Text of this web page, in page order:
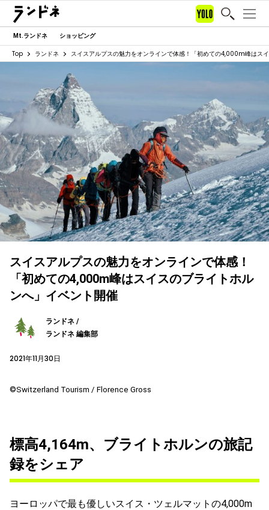
Mt.ランドネ ショッピング
Top ランドネ スイスアルプスの魅力をオンラインで体感！「初めての4,000m峰はス
スイスアルプスの魅力をオンラインで体感！
「初めての4,000m峰はスイスのブライトホル
ンへ」イベント開催
ランドネ /
ランドネ 編集部
2021年11月30日
©Switzerland Tourism / Florence Gross
標高4,164m、ブライトホルンの旅記
録をシェア
ヨーロッパで最も優しいスイス・ツェルマットの4,000m